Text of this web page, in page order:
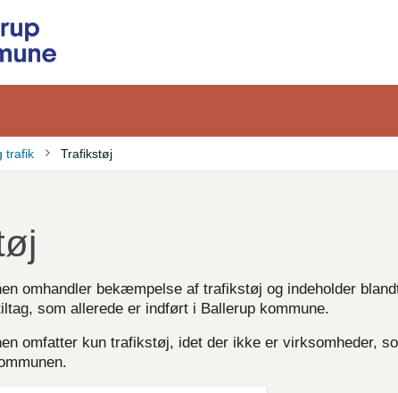
trafik Trafikstøj
omhandler bekæmpelse af trafikstøj og indeholder
som allerede er indført i Ballerup kommune.
omfatter kun trafikstøj, idet der ikke er virksomheder,